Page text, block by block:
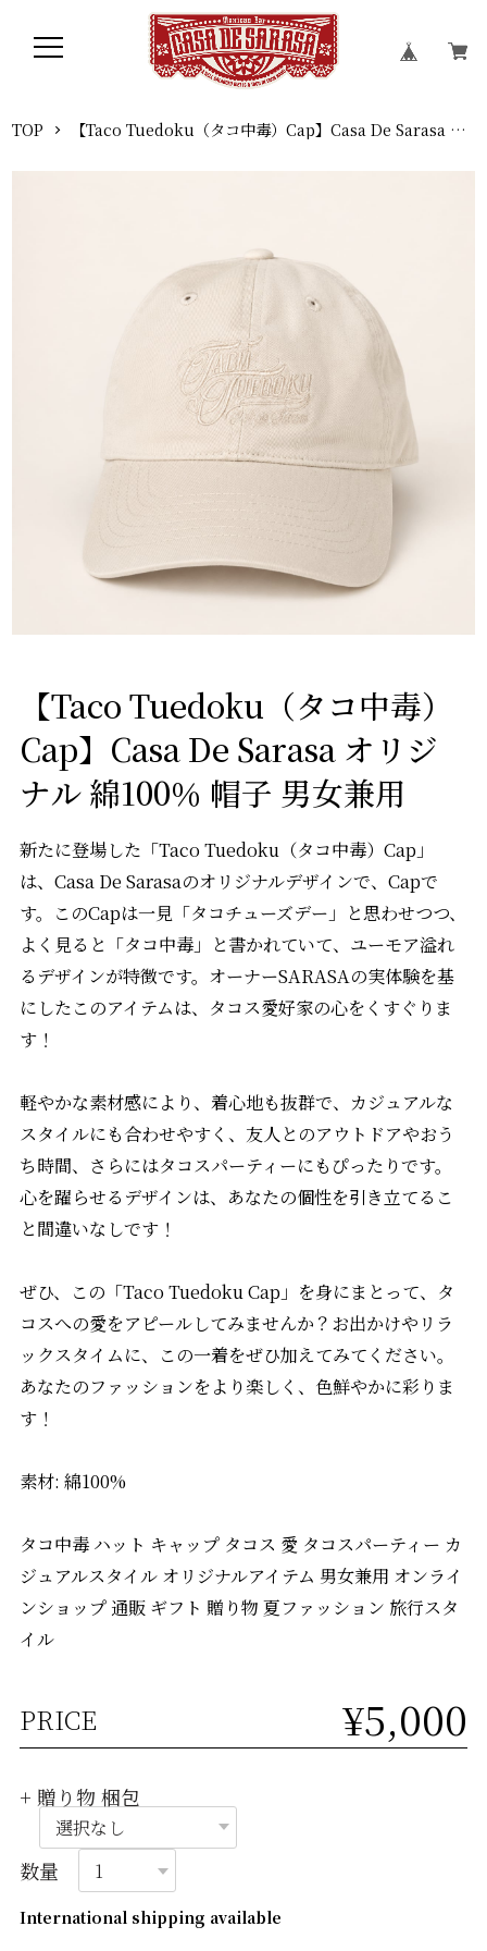
TOP 【Taco Tuedoku（タコ中毒）Cap】Casa De Sarasa オリジナル 綿100％ 帽子 男女兼用
【Taco Tuedoku（タコ中毒）
Cap】Casa De Sarasa オリジ
ナル 綿100％ 帽子 男女兼用
新たに登場した「Taco Tuedoku（タコ中毒）Cap」
は、Casa De Sarasaのオリジナルデザインで、Capで
す。このCapは一見「タコチューズデー」と思わせつつ、
よく見ると「タコ中毒」と書かれていて、ユーモア溢れ
るデザインが特徴です。オーナーSARASAの実体験を基
にしたこのアイテムは、タコス愛好家の心をくすぐりま
す！
軽やかな素材感により、着心地も抜群で、カジュアルな
スタイルにも合わせやすく、友人とのアウトドアやおう
ち時間、さらにはタコスパーティーにもぴったりです。
心を躍らせるデザインは、あなたの個性を引き立てるこ
と間違いなしです！
ぜひ、この「Taco Tuedoku Cap」を身にまとって、タ
コスへの愛をアピールしてみませんか？お出かけやリラ
ックスタイムに、この一着をぜひ加えてみてください。
あなたのファッションをより楽しく、色鮮やかに彩りま
す！
素材: 綿100%
タコ中毒 ハット キャップ タコス 愛 タコスパーティー カ
ジュアルスタイル オリジナルアイテム 男女兼用 オンライ
ンショップ 通販 ギフト 贈り物 夏ファッション 旅行スタ
イル
PRICE ¥5,000
+ 贈り物 梱包
数量
International shipping available